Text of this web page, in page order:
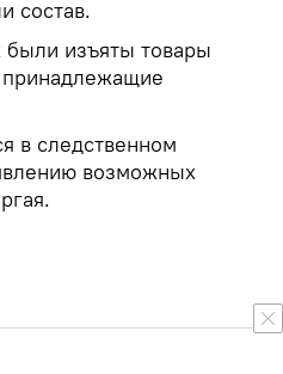
состав.
были изъяты товары
в следственном
возможных